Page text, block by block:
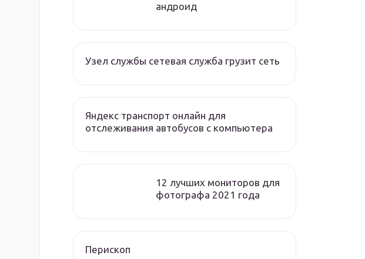
андроид
Узел службы сетевая служба грузит сеть
Яндекс транспорт онлайн для
отслеживания автобусов с компьютера
12 лучших мониторов для
фотографа 2021 года
Перископ